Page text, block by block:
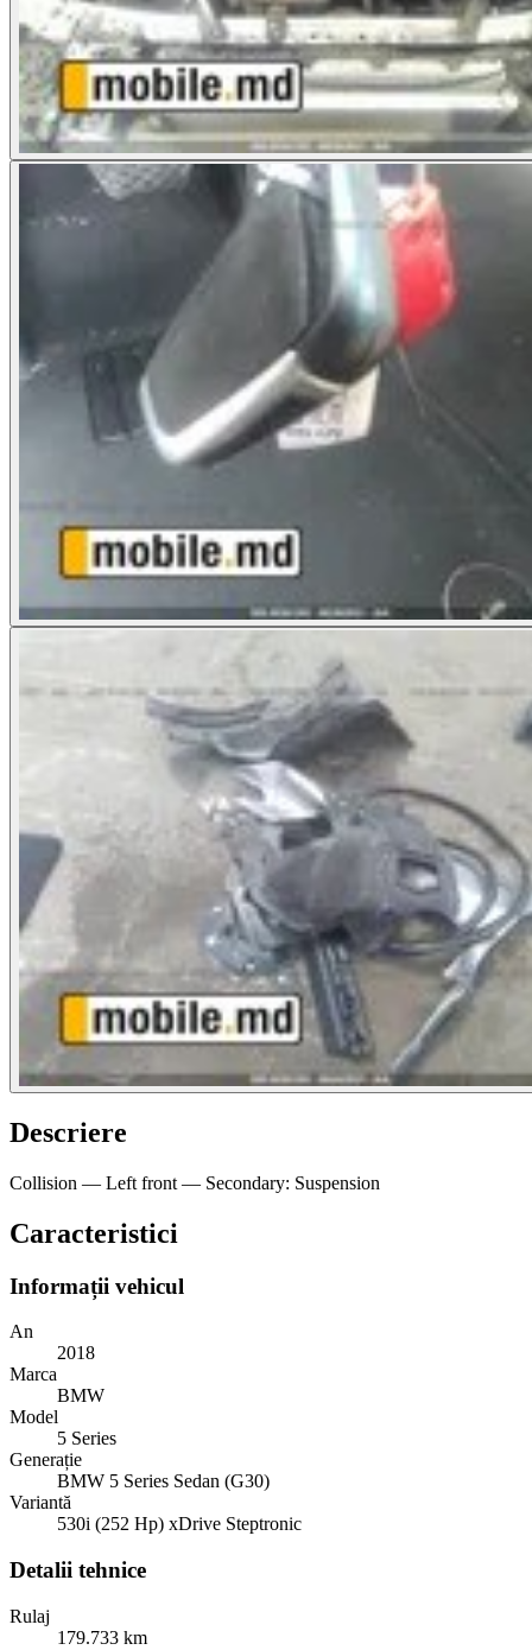
Descriere
Collision — Left front — Secondary: Suspension
Caracteristici
Informații vehicul
An
2018
Marca
BMW
Model
5 Series
Generație
BMW 5 Series Sedan (G30)
Variantă
530i (252 Hp) xDrive Steptronic
Detalii tehnice
Rulaj
179.733 km